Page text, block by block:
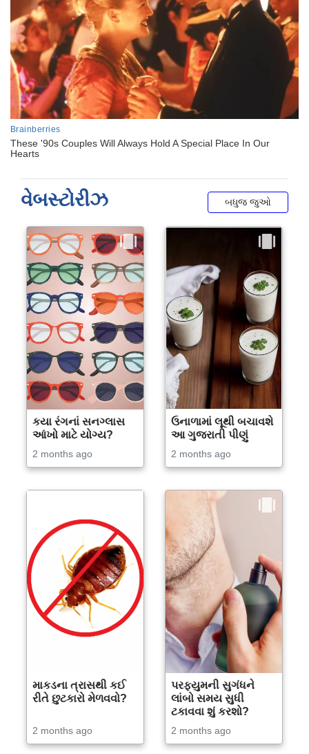
વેબસ્ટોરીઝ બધુજ જુઓ
કયા રંગનાં સનગ્લાસ
આંખો માટે યોગ્ય?
2 months ago
ઉનાળામાં લૂથી બચાવશે
આ ગુજરાતી પીણું
2 months ago
માકડના ત્રાસથી કઈ
રીતે છુટકારો મેળવવો?
2 months ago
પરફ્યુમની સુગંધને
લાંબો સમય સુધી
ટકાવવા શું કરશો?
2 months ago